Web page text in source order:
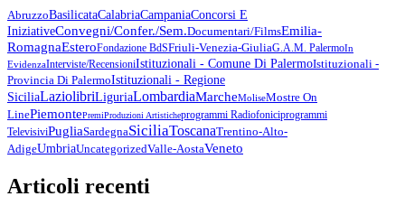
AbruzzoBasilicataCalabriaCampaniaConcorsi E
IniziativeConvegni/Confer./Sem.Documentari/FilmsEmilia-
RomagnaEsteroFondazione BdSFriuli-Venezia-GiuliaG.A.M. PalermoIn
EvidenzaInterviste/RecensioniIstituzionali - Comune Di PalermoIstituzionali -
Provincia Di PalermoIstituzionali - Regione
SiciliaLazioLibriLiguriaLombardiaMarcheMoliseMostre On
LinePiemontePremiProduzioni ArtisticheProgrammi RadiofoniciProgrammi
TelevisiviPugliaSardegnaSiciliaToscanaTrentino-Alto-
AdigeUmbriaUncategorizedValle-AostaVeneto
Articoli recenti